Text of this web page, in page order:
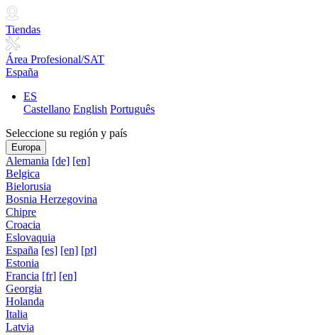
Tiendas
Área Profesional/SAT
España
ES
Castellano English Português
Seleccione su región y país
Europa
Alemania [de] [en]
Belgica
Bielorusia
Bosnia Herzegovina
Chipre
Croacia
Eslovaquia
España [es] [en] [pt]
Estonia
Francia [fr] [en]
Georgia
Holanda
Italia
Latvia